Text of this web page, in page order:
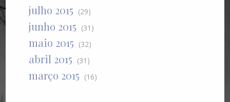
julho 2015 (29)
junho 2015 (31)
maio 2015 (32)
abril 2015 (31)
março 2015 (16)